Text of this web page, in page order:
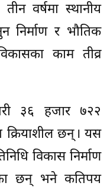
वर्षमा स्थानीय
निर्माण र भौतिक
काम तीव्र
३६ हजार ७२२
क्रियाशील छन् । यस
विकास निर्माण
छन् भने कतिपय